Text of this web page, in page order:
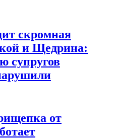
скромная
и Щедрина:
супругов
от